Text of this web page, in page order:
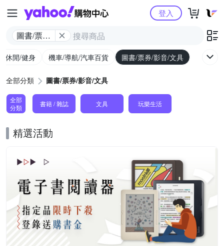
Yahoo購物中心
圖書/票券/
登入
/休閒/健身 機車/導航/汽車百貨 圖書/票券/影音/文具
全部分類 圖書/票券/影音/文具
全部
分類
書籍 / 雜誌 文具 玩樂生活
精選活動